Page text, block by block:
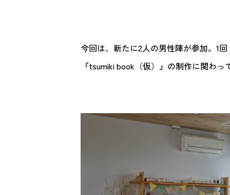
今回は、新たに2人の男性陣が参加。1
『tsumiki book（仮）』の制作に関わ